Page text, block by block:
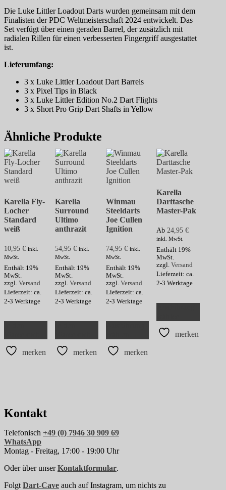
Die Luke Littler Loadout Darts wurden gemeinsam mit dem
Finalisten der PDC Weltmeisterschaft 2024 entwickelt. Das
Set verfügt über einen geraden Barrel, der zusätzlich mit
radialen Rillen für einen verbesserten Fingergriff ausgestattet
ist.
Lieferumfang:
3 x Luke Littler Loadout Dart Barrels
3 x Pixel Tips in Black
3 x Luke Littler Edition No.2 Dart Flights
3 x Short Pro Grip Dart Shafts in Yellow
Ähnliche Produkte
Karella Fly-
Locher
Standard
weiß
10,95 € inkl.
MwSt.
Enthält 19%
MwSt.
zzgl. Versand
Lieferzeit: ca.
2-3 Werktage
merken
Karella
Surround
Ultimo
anthrazit
54,95 € inkl.
MwSt.
Enthält 19%
MwSt.
zzgl. Versand
Lieferzeit: ca.
2-3 Werktage
merken
Winmau
Steeldarts
Joe Cullen
Ignition
74,95 € inkl.
MwSt.
Enthält 19%
MwSt.
zzgl. Versand
Lieferzeit: ca.
2-3 Werktage
Produkt
weist
merken
Karella
Darttasche
Master-Pak
Ab 24,95€
inkl. MwSt.
Enthält 19%
MwSt.
zzgl.Versand
Lieferzeit: ca.
2-3 Werktage
merken
Kontakt
Telefonisch +49 (0) 7946 30 909 69
WhatsApp
Montag - Freitag, 17:00 - 19:00 Uhr
Oder über unserKontaktformular.
Folgt Dart-Cave auch auf Instagram, um nichts zu